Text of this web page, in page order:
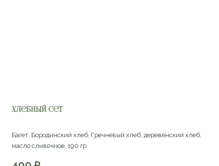
Хлебный сет
Багет, Бородинский хлеб, Гречневый хлеб, деревенский хлеб,
масло сливочное. 190 гр